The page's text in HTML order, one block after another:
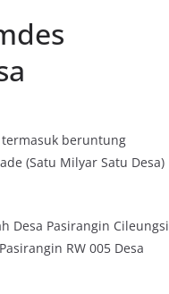
termasuk beruntung
(Satu Milyar Satu Desa)
Desa Pasirangin Cileungsi
RW 005 Desa